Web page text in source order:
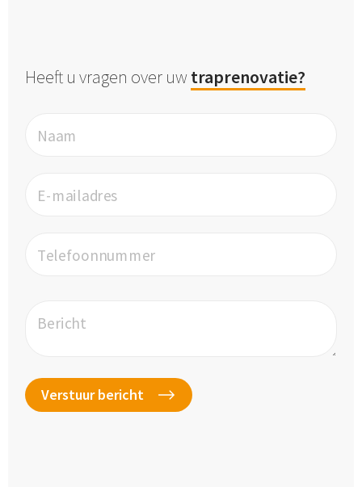
Heeft u vragen over uwtraprenovatie?
Naam
E-mailadres
Telefoonnummer
Bericht